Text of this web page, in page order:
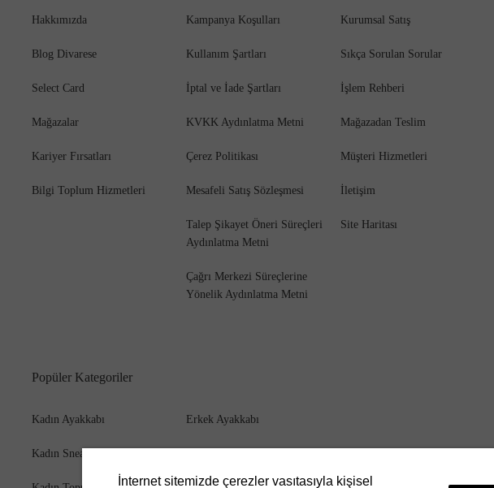
Babet Espadril
Terlik Espadril
Hakkımızda
Blog Divarese
Select Card
Mağazalar
Kariyer Fırsatları
Bilgi Toplum Hizmetleri
Kampanya Koşulları
Kullanım Şartları
İptal ve İade Şartları
KVKK Aydınlatma Metni
Çerez Politikası
Mesafeli Satış Sözleşmesi
Talep Şikayet Öneri Süreçleri
Aydınlatma Metni
Çağrı Merkezi Süreçlerine
Yönelik Aydınlatma Metni
Kurumsal Satış
Sıkça Sorulan Sorular
İşlem Rehberi
Mağazadan Teslim
Müşteri Hizmetleri
İletişim
Site Haritası
Popüler Kategoriler
Kadın Ayakkabı
Kadın Sneaker
Erkek Ayakkabı
İnternet sitemizde çerezler vasıtasıyla kişisel